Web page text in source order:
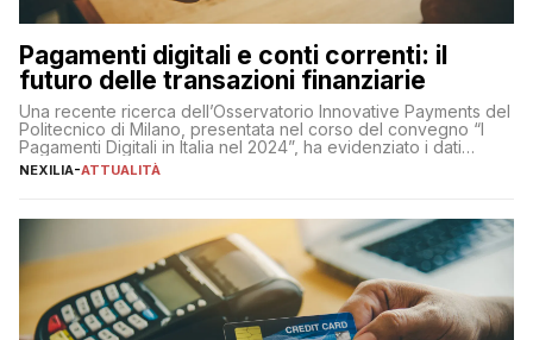
Pagamenti digitali e conti correnti: il
futuro delle transazioni finanziarie
Una recente ricerca dell’Osservatorio Innovative Payments del
Politecnico di Milano, presentata nel corso del convegno “I
Pagamenti Digitali in Italia nel 2024”, ha evidenziato i dati
definitivi del primo semestre 2024 relativamente alle
NEXILIA-ATTUALITÀ